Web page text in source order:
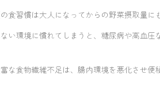
食習慣は大人になってからの野菜摂取量に
い環境に慣れてしまうと、糖尿病や高血圧
な食物繊維不足は、腸内環境を悪化させ便